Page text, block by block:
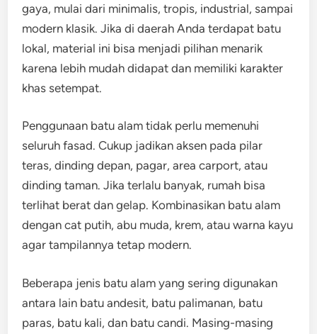
gaya, mulai dari minimalis, tropis, industrial, sampai
modern klasik. Jika di daerah Anda terdapat batu
lokal, material ini bisa menjadi pilihan menarik
karena lebih mudah didapat dan memiliki karakter
khas setempat.
Penggunaan batu alam tidak perlu memenuhi
seluruh fasad. Cukup jadikan aksen pada pilar
teras, dinding depan, pagar, area carport, atau
dinding taman. Jika terlalu banyak, rumah bisa
terlihat berat dan gelap. Kombinasikan batu alam
dengan cat putih, abu muda, krem, atau warna kayu
agar tampilannya tetap modern.
Beberapa jenis batu alam yang sering digunakan
antara lain batu andesit, batu palimanan, batu
paras, batu kali, dan batu candi. Masing-masing